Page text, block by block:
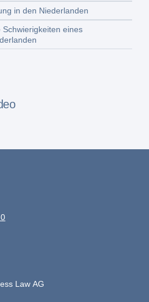
in den Niederlanden
eines
Law AG